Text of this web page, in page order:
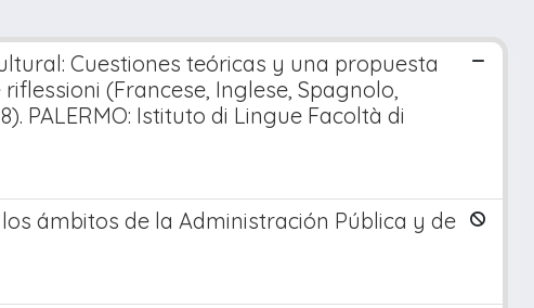
Cuestiones teóricas y una propuesta
(Francese, Inglese, Spagnolo,
PALERMO: Istituto di Lingue Facoltà di
ámbitos de la Administración Pública y de